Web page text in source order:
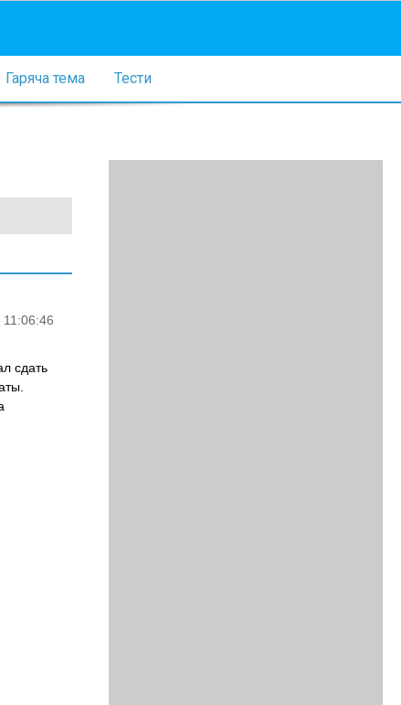
Гаряча тема Тести
сдать